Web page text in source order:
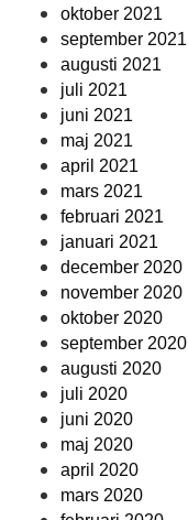
oktober 2021
september 2021
augusti 2021
juli 2021
juni 2021
maj 2021
april 2021
mars 2021
februari 2021
januari 2021
december 2020
november 2020
oktober 2020
september 2020
augusti 2020
juli 2020
juni 2020
maj 2020
april 2020
mars 2020